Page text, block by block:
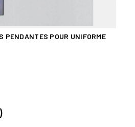
PENDANTES POUR UNIFORME